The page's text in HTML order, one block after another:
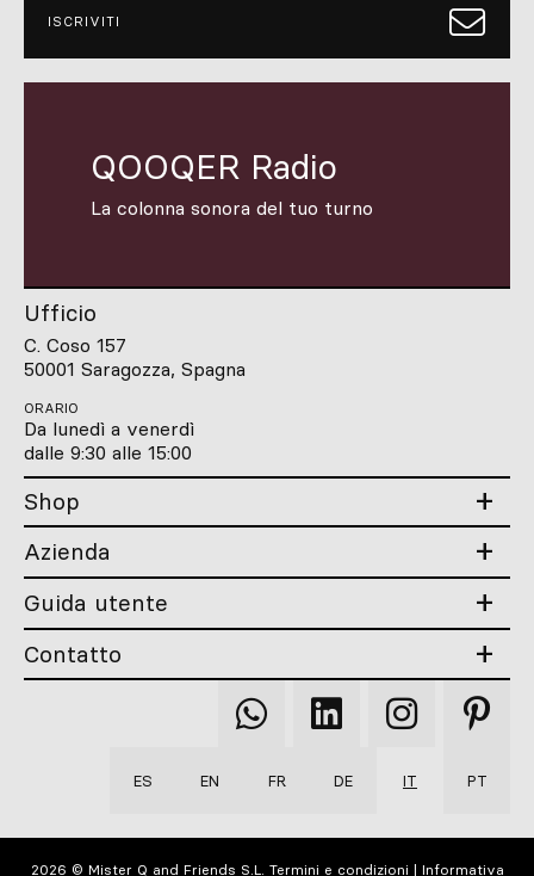
ISCRIVITI
QOOQER Radio
La colonna sonora del tuo turno
Ufficio
C. Coso 157
50001 Saragozza, Spagna
ORARIO
Da lunedì a venerdì
dalle 9:30 alle 15:00
Shop
Azienda
Guida utente
Contatto
Qooqer
WhatsApp
Qooqer
Linkedin
Qooqer
Instagram
Qooqer
ES EN FR DE IT PT
2026 © Mister Q and Friends S.L. Termini e condizioni | Informativa